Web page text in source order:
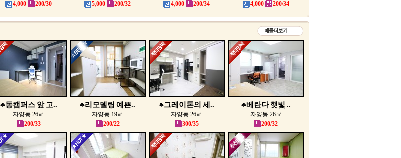
4,000
200/30
5,000
200/32
4,000
200/34
4,000
200/34
♣동캠퍼스 앞 고..
자양동 26㎡
200/33
♣리모델링 예쁜..
자양동 19㎡
200/22
♣그레이톤의 세..
자양동 26㎡
300/35
♣베란다 햇빛 ..
자양동 26㎡
200/32